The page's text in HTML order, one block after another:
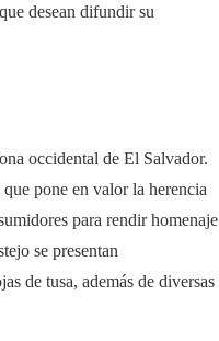
desean difundir su
occidental de El Salvador.
pone en valor la herencia
para rendir homenaje
se presentan
de tusa, además de diversas